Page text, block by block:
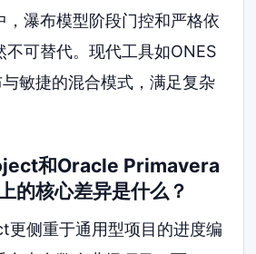
，瀑布模型阶段门控和严格依
不可替代。现代工具如ONES
敏捷的混合模式，满足复杂
和Oracle Primavera
的核心差异是什么？
侧重于通用型项目的进度编